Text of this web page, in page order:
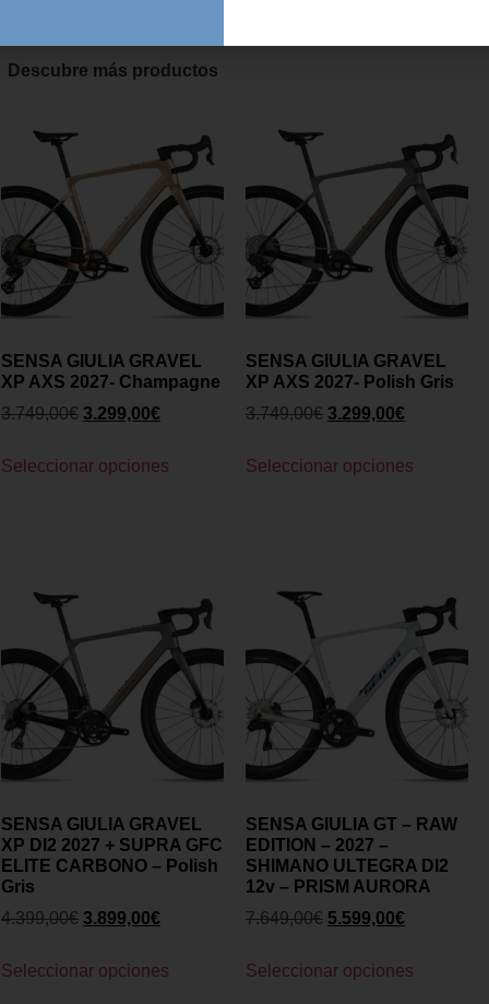
Descubre más productos
SENSA GIULIA GRAVEL
XP AXS 2027- Champagne
3.749,00€ 3.299,00€
Seleccionar opciones
SENSA GIULIA GRAVEL
XP AXS 2027- Polish Gris
3.749,00€ 3.299,00€
Seleccionar opciones
SENSA GIULIA GRAVEL
XP DI2 2027 + SUPRA GFC
ELITE CARBONO – Polish
Gris
4.399,00€ 3.899,00€
Seleccionar opciones
SENSA GIULIA GT – RAW
EDITION – 2027 –
SHIMANO ULTEGRA DI2
12v – PRISM AURORA
7.649,00€ 5.599,00€
Seleccionar opciones